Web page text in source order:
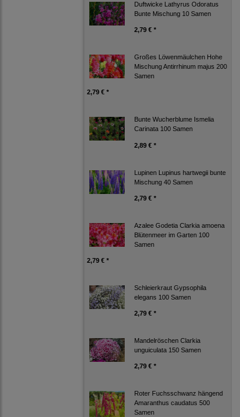
Duftwicke Lathyrus Odoratus
Bunte Mischung 10 Samen
2,79 € *
Großes Löwenmäulchen Hohe
Mischung Antirrhinum majus 200
Samen
2,79 € *
Bunte Wucherblume Ismelia
Carinata 100 Samen
2,89 € *
Lupinen Lupinus hartwegii bunte
Mischung 40 Samen
2,79 € *
Azalee Godetia Clarkia amoena
Blütenmeer im Garten 100
Samen
2,79 € *
Schleierkraut Gypsophila
elegans 100 Samen
2,79 € *
Mandelröschen Clarkia
unguiculata 150 Samen
2,79 € *
Roter Fuchsschwanz hängend
Amaranthus caudatus 500
Samen